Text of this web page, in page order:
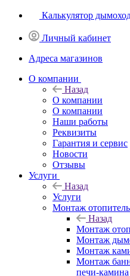
Калькулятор
Личный кабинет
Адреса магазинов
O компании
Назад
O компании
О компании
Наши работы
Реквизиты
Гарантия и сервис
Новости
Отзывы
Услуги
Назад
Услуги
Монтаж
Назад
Монтаж
Монтаж
Монтаж
Монтаж
печи-камина